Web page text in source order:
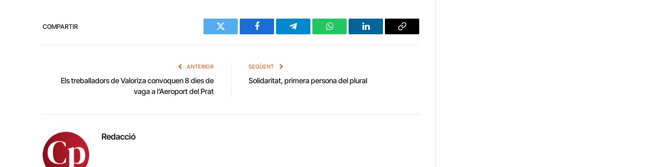
COMPARTIR
Twitter Facebook Telegram WhatsAppLinkedIn Copy
ANTERIOR
Els treballadors de Valoriza convoquen 8 dies de
vaga a l’Aeroport del Prat
SEGÜENT
Solidaritat, primera persona del plural
Redacció